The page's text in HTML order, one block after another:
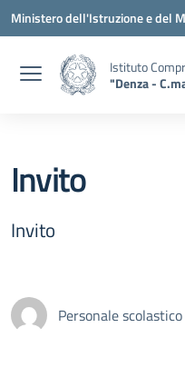
Vai ai contenuti
Vai al menu di navigazione
Vai al footer
Ministero dell'Istruzione e del
Istituto
"Denza -
Invito
Invito
Personale scolastico